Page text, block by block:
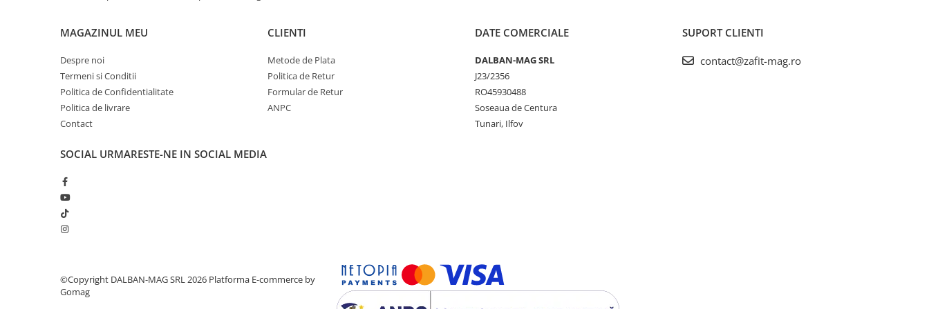
MAGAZINUL MEU
Despre noi
Termeni si Conditii
Politica de Confidentialitate
Politica de livrare
Contact
CLIENTI
Metode de Plata
Politica de Retur
Formular de Retur
ANPC
DATE COMERCIALE
DALBAN-MAG SRL
J23/2356
RO45930488
Soseaua de Centura
Tunari, Ilfov
SUPORT CLIENTI
contact@zafit-mag.ro
SOCIAL URMARESTE-NE IN SOCIAL MEDIA
©Copyright DALBAN-MAG SRL 2026 Platforma E-commerce by
Gomag